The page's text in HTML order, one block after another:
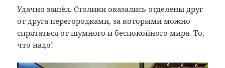
Удачно зашёл. Столики оказались отделены друг
от друга перегородками, за которыми можно
спрятаться от шумного и беспокойного мира. То,
что надо!